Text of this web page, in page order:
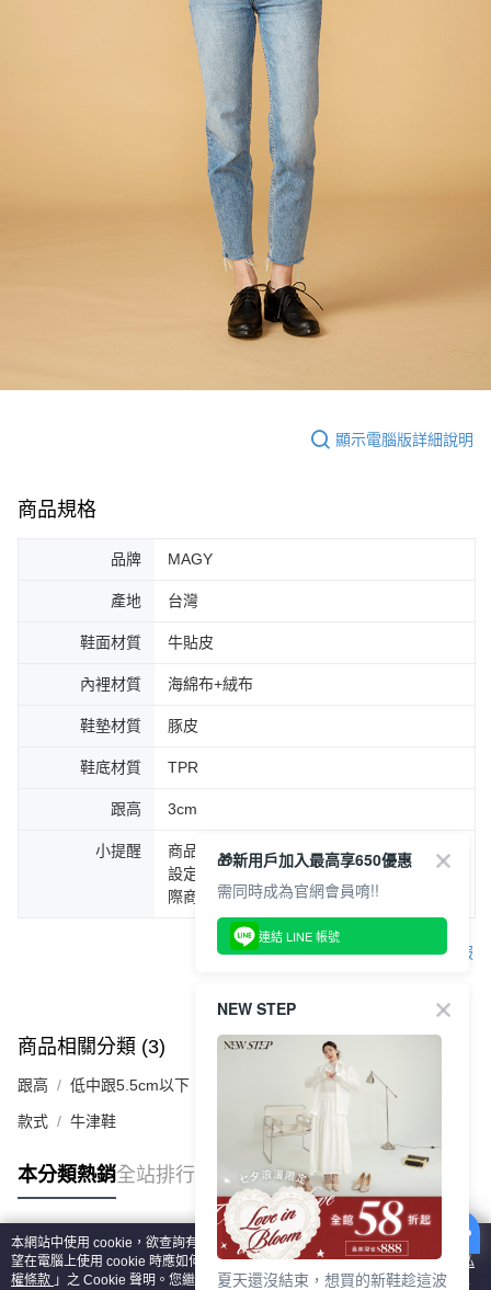
顯示電腦版詳細說明
商品規格
品牌 MAGY
產地 台灣
鞋面材質 牛貼皮
內裡材質 海綿布+絨布
鞋墊材質 豚皮
鞋底材質 TPR
跟高 3cm
小提醒
商品圖片顏色會因拍攝燈光環境或個人螢幕
設定不同，而造成部份色差現象，顏色以實
際商品為主。
客服
商品相關分類 (3)
跟高 低中跟5.5cm以下
款式 牛津鞋
本分類熱銷全站排行
熱門標籤
本網站中使用 cookie，欲查詢有關本網站使用 cookie 方式之詳情，及若您不希
望在電腦上使用 cookie 時應如何變更電腦的 cookie 設定，請參閱本網站「
隱私
權條款 」之 Cookie 聲明。您繼續使用本網站即表示您同意本公司得按本網站使
🎁新用戶加入最高享650優惠
需同時成為官網會員唷!!
連結 LINE 帳號
NEW STEP
夏天還沒結束，想買的新鞋趁這波